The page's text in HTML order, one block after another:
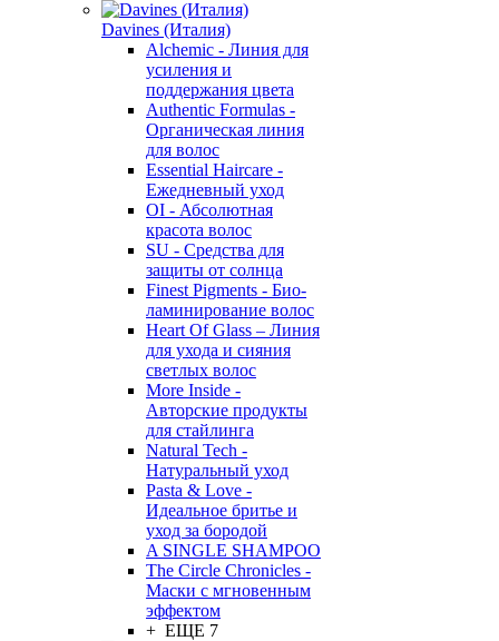
Davines (Италия)
Alchemic - Линия для
усиления и
поддержания цвета
Authentic Formulas -
Органическая линия
для волос
Essential Haircare -
Eжедневный уход
OI - Абсолютная
красота волос
SU - Средства для
защиты от солнца
Finest Pigments - Био-
ламинирование волос
Heart Of Glass – Линия
для ухода и сияния
светлых волос
More Inside -
Авторские продукты
для стайлинга
Natural Tech -
Натуральный уход
Pasta & Love -
Идеальное бритье и
уход за бородой
A SINGLE SHAMPOO
The Circle Chronicles -
Маски с мгновенным
эффектом
+ ЕЩЕ 7